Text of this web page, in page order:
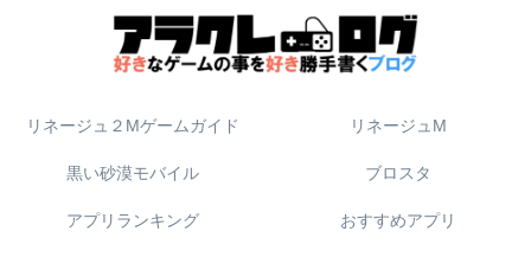
リネージュ２Mゲームガイド リネージュM
黒い砂漠モバイル ブロスタ
アプリランキング おすすめアプリ